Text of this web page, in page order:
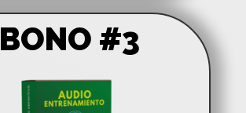
BONO #3